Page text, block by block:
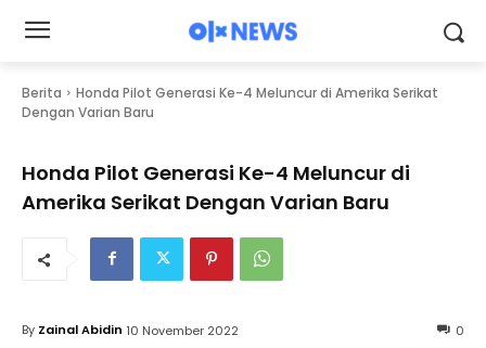
Berita
Honda Pilot Generasi Ke-4 Meluncur di Amerika Serikat
Dengan Varian Baru
Honda Pilot Generasi Ke-4 Meluncur di
Amerika Serikat Dengan Varian Baru
0
By Zainal Abidin 10 November 2022